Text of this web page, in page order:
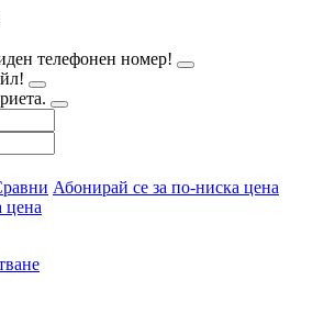
телефонен номер!
Абонирай се за по-ниска цена
цена